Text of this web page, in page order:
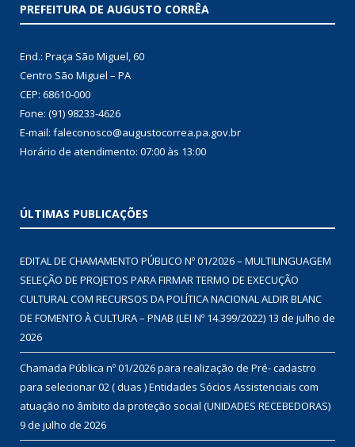
PREFEITURA DE AUGUSTO CORRÊA
End.: Praça São Miguel, 60
Centro São Miguel – PA
CEP: 68610-000
Fone: (91) 98233-4626
E-mail: faleconosco@augustocorrea.pa.gov.br
Horário de atendimento: 07:00 às 13:00
ÚLTIMAS PUBLICAÇÕES
EDITAL DE CHAMAMENTO PÚBLICO Nº 01/2026 – MULTILINGUAGEM
SELEÇÃO DE PROJETOS PARA FIRMAR TERMO DE EXECUÇÃO
CULTURAL COM RECURSOS DA POLÍTICA NACIONAL ALDIR BLANC
DE FOMENTO À CULTURA – PNAB (LEI Nº 14.399/2022) 13 de julho de
2026
Chamada Pública nº 01/2026 para realização de Pré- cadastro
para selecionar 02 ( duas ) Entidades Sócios Assistenciais com
atuação no âmbito da proteção social (UNIDADES RECEBEDORAS)
9 de julho de 2026